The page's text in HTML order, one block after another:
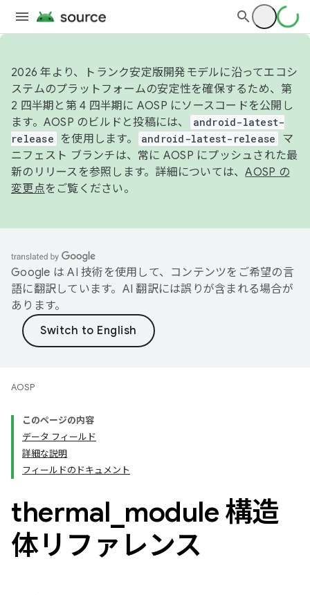
2026 年より、トランク安定版開発モデルに沿ってエコシ
ステムのプラットフォームの安定性を確保するため、第
2 四半期と第 4 四半期に AOSP にソースコードを公開し
ます。AOSP のビルドと投稿には、
android-latest-
release
を使用します。 android-latest-release
マ
ニフェスト ブランチは、常に AOSP にプッシュされた最
新のリリースを参照します。詳細については、AOSP の
変更点をご覧ください。
Google は AI 技術を使用して、コンテンツをご希望の言
語に翻訳しています。AI 翻訳には誤りが含まれる場合が
あります。
AOSP
このページの内容
データ フィールド
詳細な説明
フィールドのドキュメント
thermal module 構造
体リファレンス